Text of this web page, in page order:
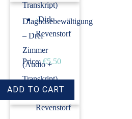
Transkript)
›Dirk
Revenstorf
Price: €5.50
Diagnosebewältigung
– Drei
Zimmer
(Audio +
Transkript)
›Dirk
Revenstorf